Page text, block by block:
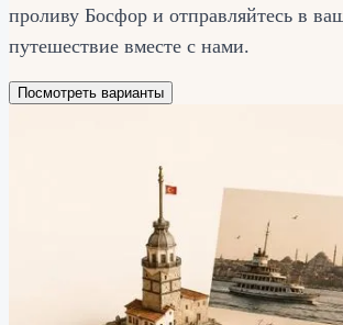
проливу Босфор и отправляйтесь в
путешествие вместе с нами.
Посмотреть варианты